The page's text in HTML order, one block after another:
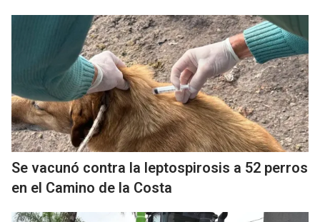
Se vacunó contra la leptospirosis a 52 perros
en el Camino de la Costa